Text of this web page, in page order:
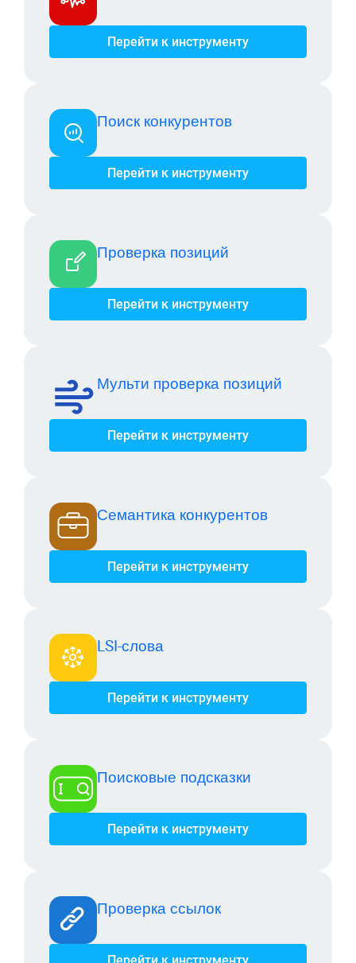
Перейти к инструменту
Поиск конкурентов
Перейти к инструменту
Проверка позиций
Перейти к инструменту
Мульти проверка позиций
Перейти к инструменту
Семантика конкурентов
Перейти к инструменту
LSI-слова
Перейти к инструменту
Поисковые подсказки
Перейти к инструменту
Проверка ссылок